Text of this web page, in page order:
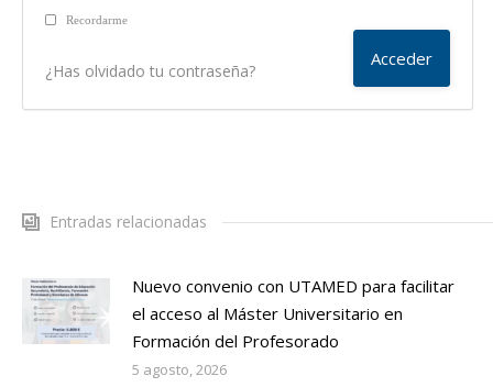
Recordarme
¿Has olvidado tu contraseña?
Entradas relacionadas
Nuevo convenio con UTAMED para facilitar
el acceso al Máster Universitario en
Formación del Profesorado
5 agosto, 2026